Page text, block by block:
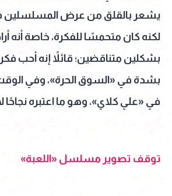
يشعر بالقلق من عرض المسلسلين
لكنه كان متحمسًا للفكرة، خاصة أنه
بشكلين متناقضين؛ قائلاً إنه أحب
بشدة في «السوق الحرة»، وفي
في «علي كلاي»، وهو ما اعتبره
توقف تصوير مسلسل «اللعبة»